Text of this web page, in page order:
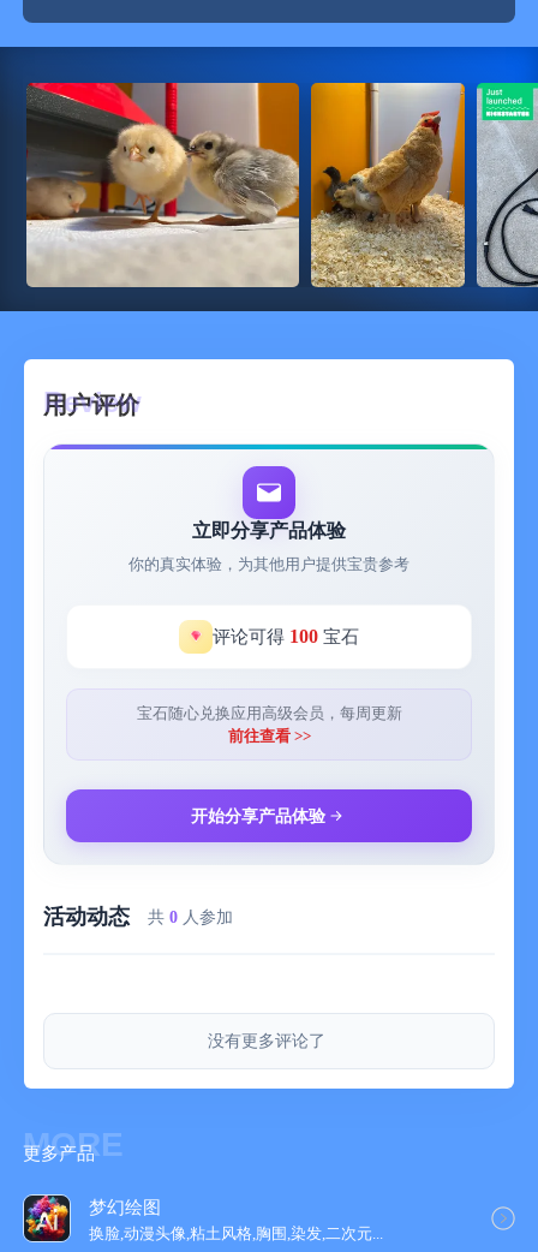
用户评价
立即分享产品体验
你的真实体验，为其他用户提供宝贵参考
评论可得 100 宝石
宝石随心兑换应用高级会员，每周更新
前往查看 >>
开始分享产品体验
活动动态 共 0 人参加
没有更多评论了
MORE
更多产品
梦幻绘图
换脸,动漫头像,粘土风格,胸围,染发,二次元...